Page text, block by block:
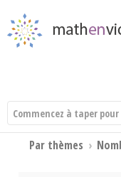
Par thèmes ›